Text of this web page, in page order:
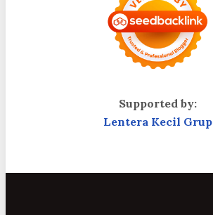
Supported by:
Lentera Kecil Grup